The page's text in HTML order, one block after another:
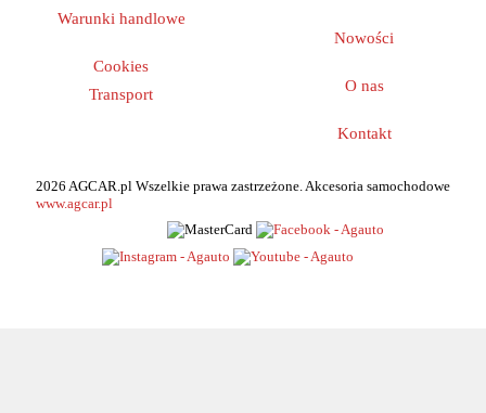
Warunki handlowe
Cookies
Transport
Nowości
O nas
Kontakt
2026 AGCAR.pl Wszelkie prawa zastrzeżone. Akcesoria samochodowe
www.agcar.pl